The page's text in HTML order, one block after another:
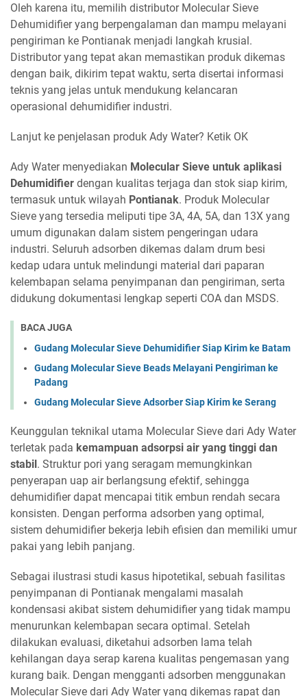
Oleh karena itu, memilih distributor Molecular Sieve
Dehumidifier yang berpengalaman dan mampu melayani
pengiriman ke Pontianak menjadi langkah krusial.
Distributor yang tepat akan memastikan produk dikemas
dengan baik, dikirim tepat waktu, serta disertai informasi
teknis yang jelas untuk mendukung kelancaran
operasional dehumidifier industri.
Lanjut ke penjelasan produk Ady Water? Ketik OK
Ady Water menyediakan Molecular Sieve untuk aplikasi
Dehumidifier dengan kualitas terjaga dan stok siap kirim,
termasuk untuk wilayah Pontianak. Produk Molecular
Sieve yang tersedia meliputi tipe 3A, 4A, 5A, dan 13X yang
umum digunakan dalam sistem pengeringan udara
industri. Seluruh adsorben dikemas dalam drum besi
kedap udara untuk melindungi material dari paparan
kelembapan selama penyimpanan dan pengiriman, serta
didukung dokumentasi lengkap seperti COA dan MSDS.
BACA JUGA
Gudang Molecular Sieve Dehumidifier Siap Kirim ke Batam
Gudang Molecular Sieve Beads Melayani Pengiriman ke
Padang
Gudang Molecular Sieve Adsorber Siap Kirim ke Serang
Keunggulan teknikal utama Molecular Sieve dari Ady Water
terletak pada kemampuan adsorpsi air yang tinggi dan
stabil . Struktur pori yang seragam memungkinkan
penyerapan uap air berlangsung efektif, sehingga
dehumidifier dapat mencapai titik embun rendah secara
konsisten. Dengan performa adsorben yang optimal,
sistem dehumidifier bekerja lebih efisien dan memiliki umur
pakai yang lebih panjang.
Sebagai ilustrasi studi kasus hipotetikal, sebuah fasilitas
penyimpanan di Pontianak mengalami masalah
kondensasi akibat sistem dehumidifier yang tidak mampu
menurunkan kelembapan secara optimal. Setelah
dilakukan evaluasi, diketahui adsorben lama telah
kehilangan daya serap karena kualitas pengemasan yang
kurang baik. Dengan mengganti adsorben menggunakan
Molecular Sieve dari Ady Water yang dikemas rapat dan